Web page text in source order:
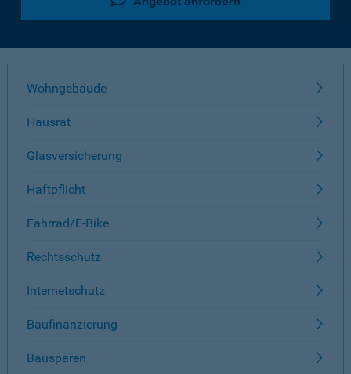
Wohngebäude
Hausrat
Glasversicherung
Haftpflicht
Fahrrad/E-Bike
Rechtsschutz
Internetschutz
Baufinanzierung
Bausparen